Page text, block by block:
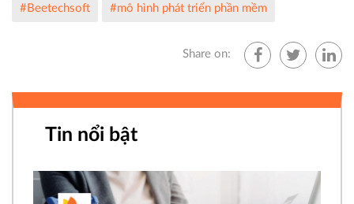
#Beetechsoft #mô hình phát triển phần mềm
Share on:
Tin nổi bật